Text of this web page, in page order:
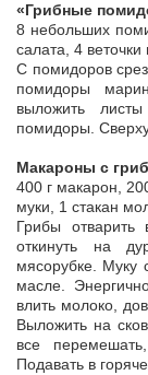
«Грибные
8 небольших
салата, 4 веточки
С помидоров
помидоры
выложить
помидоры.
Макароны с
400 г макарон,
муки, 1 стакан
Грибы
откинуть на
мясорубке. Муку
масле.
влить молоко,
Выложить на
все
Подавать в